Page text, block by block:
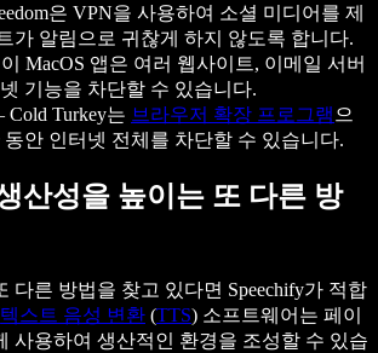
은 VPN을 사용하여 소셜 미디어를 제
가 알림으로 귀찮게 하지 않도록 합니다.
MacOS 앱은 여러 웹사이트, 이메일 서버
기능을 차단할 수 있습니다.
Cold Turkey는 브라우저 확장 프로그램 으
동안 인터넷 전체를 차단할 수 있습니다.
산성을 높이는 또 다른 방
다른 방법을 찾고 있다면 Speechify가 적합
텍스트 음성 변환 (TTS) 소프트웨어는 페이
사용하여 생산적인 환경을 조성할 수 있습